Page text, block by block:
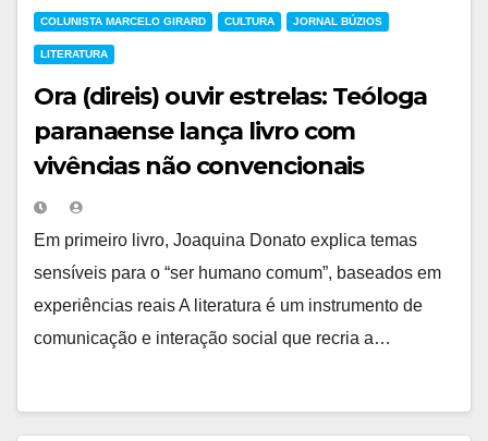
COLUNISTA MARCELO GIRARD CULTURA JORNAL BÚZIOS
LITERATURA
Ora (direis) ouvir estrelas: Teóloga
paranaense lança livro com
vivências não convencionais
Em primeiro livro, Joaquina Donato explica temas
sensíveis para o “ser humano comum”, baseados em
experiências reais A literatura é um instrumento de
comunicação e interação social que recria a…